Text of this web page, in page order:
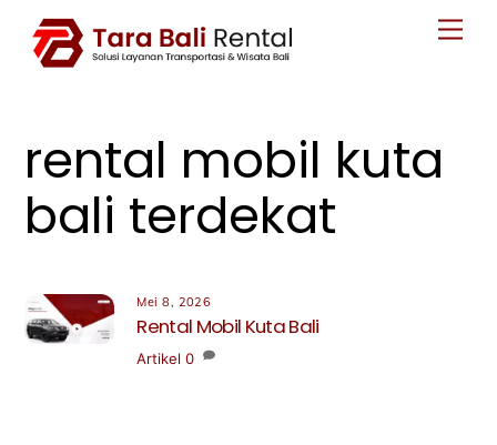
content
rental mobil kuta
bali terdekat
Mei 8, 2026
Rental Mobil Kuta Bali
Artikel 0